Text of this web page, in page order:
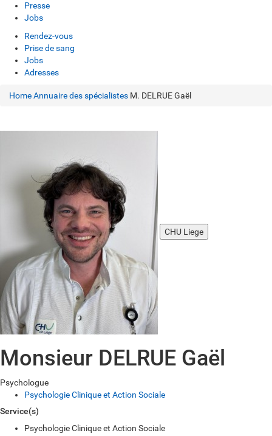
Presse
Jobs
Rendez-vous
Prise de sang
Jobs
Adresses
HomeAnnuaire des spécialistes M. DELRUE Gaël
CHU Liege
Monsieur DELRUE Gaël
Psychologue
Psychologie Clinique et Action Sociale
Service(s)
Psychologie Clinique et Action Sociale